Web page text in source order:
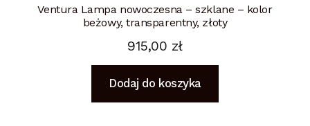
Ventura Lampa nowoczesna – szklane – kolor
beżowy, transparentny, złoty
915,00 zł
Dodaj do koszyka